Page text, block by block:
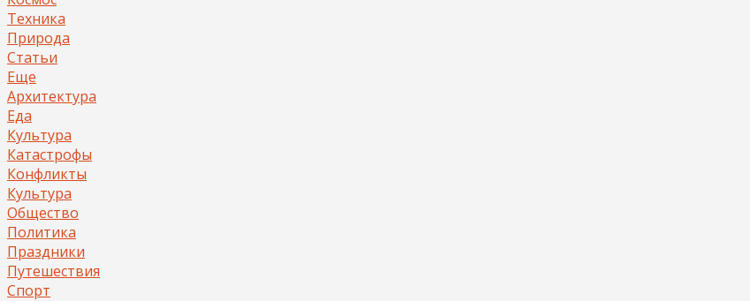
Техника
Природа
Статьи
Еще
Архитектура
Еда
Культура
Катастрофы
Конфликты
Культура
Общество
Политика
Праздники
Путешествия
Спорт